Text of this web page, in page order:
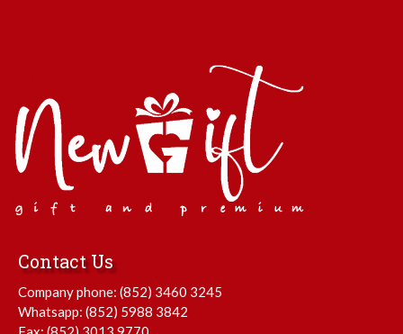
Contact Us
Company phone: (852) 3460 3245
Whatsapp: (852) 5988 3842